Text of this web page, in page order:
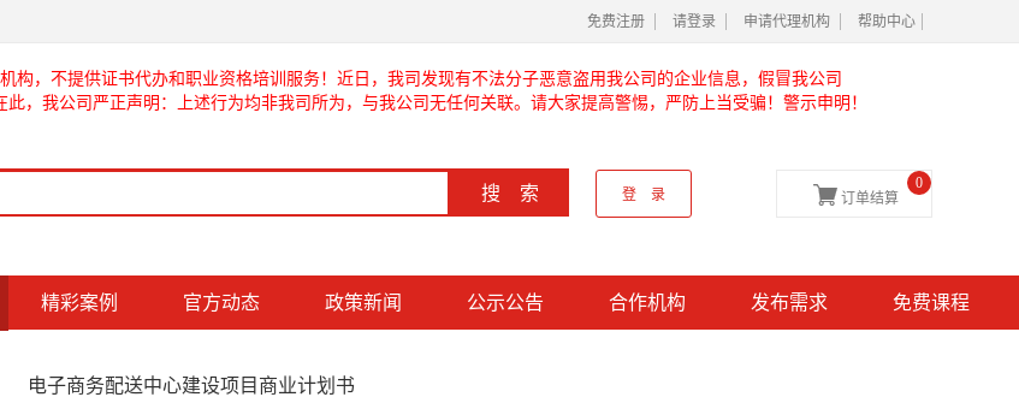
免费注册 请登录 申请代理机构 帮助中心
构，不提供证书代办和职业资格培训服务！近日，我司发现有不法分子恶意盗用我公司的企业信息，假冒我公司
，我公司严正声明：上述行为均非我司所为，与我公司无任何关联。请大家提高警惕，严防上当受骗！警示申明！
搜 索 登 录  订单结算
0
精彩案例 官方动态 政策新闻 公示公告 合作机构 发布需求 免费课程
电子商务配送中心建设项目商业计划书